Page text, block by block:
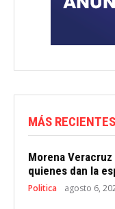
MÁS RECIENTES
Morena
quienes dan la
Politica agosto 6,